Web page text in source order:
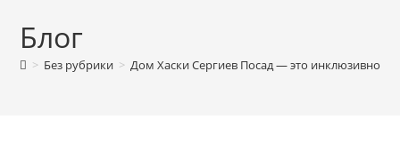
Блог
> Без рубрики > Дом Хаски Сергиев Посад — это инклюзивное